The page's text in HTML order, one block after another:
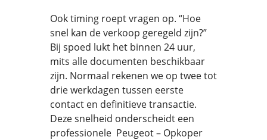
Ook timing roept vragen op. “Hoe
snel kan de verkoop geregeld zijn?”
Bij spoed lukt het binnen 24 uur,
mits alle documenten beschikbaar
zijn. Normaal rekenen we op twee tot
drie werkdagen tussen eerste
contact en definitieve transactie.
Deze snelheid onderscheidt een
professionele Peugeot – Opkoper